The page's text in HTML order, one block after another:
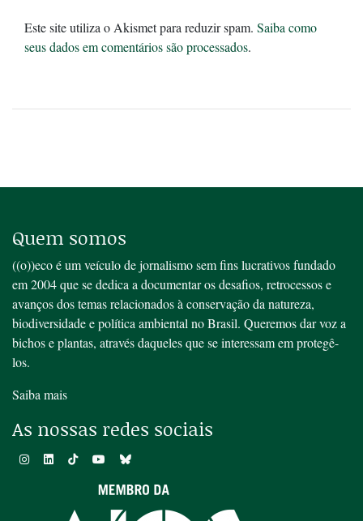
Este site utiliza o Akismet para reduzir spam. Saiba como
seus dados em comentários são processados.
Quem somos
((o))eco é um veículo de jornalismo sem fins lucrativos fundado
em 2004 que se dedica a documentar os desafios, retrocessos e
avanços dos temas relacionados à conservação da natureza,
biodiversidade e política ambiental no Brasil. Queremos dar voz a
bichos e plantas, através daqueles que se interessam em protegê-
los.
Saiba mais
As nossas redes sociais